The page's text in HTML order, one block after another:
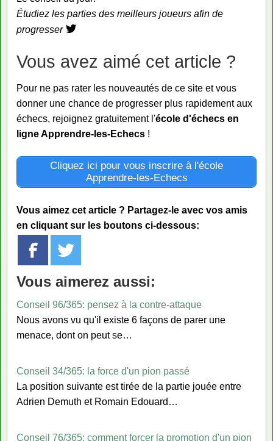
Étudiez les parties des meilleurs joueurs afin de
progresser
Vous avez aimé cet article ?
Pour ne pas rater les nouveautés de ce site et vous
donner une chance de progresser plus rapidement aux
échecs, rejoignez gratuitement l'école d'échecs en
ligne Apprendre-les-Echecs !
Cliquez ici pour vous inscrire à l'école
Apprendre-les-Echecs
Vous aimez cet article ? Partagez-le avec vos amis
en cliquant sur les boutons ci-dessous:
Vous aimerez aussi:
Conseil 96/365: pensez à la contre-attaque
Nous avons vu qu'il existe 6 façons de parer une
menace, dont on peut se…
Conseil 34/365: la force d'un pion passé
La position suivante est tirée de la partie jouée entre
Adrien Demuth et Romain Edouard…
Conseil 76/365: comment forcer la promotion d'un pion